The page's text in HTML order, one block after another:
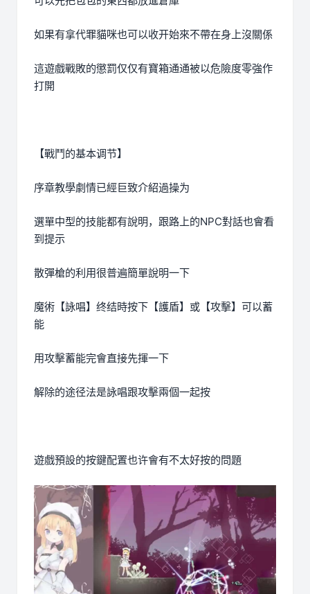
如果有拿代罪貓咪也可以收开始來不帶在身上沒關係
這遊戲戰敗的懲罰仅仅有寶箱通通被以危險度零強作
打開
【戰鬥的基本调节】
序章教學劇情已經巨致介紹過操为
選單中型的技能都有說明，跟路上的NPC對話也會看
到提示
散彈槍的利用很普遍簡單說明一下
魔術【詠唱】终结時按下【護盾】或【攻擊】可以蓄
能
用攻擊蓄能完會直接先揮一下
解除的途径法是詠唱跟攻擊兩個一起按
遊戲預設的按鍵配置也许會有不太好按的問題